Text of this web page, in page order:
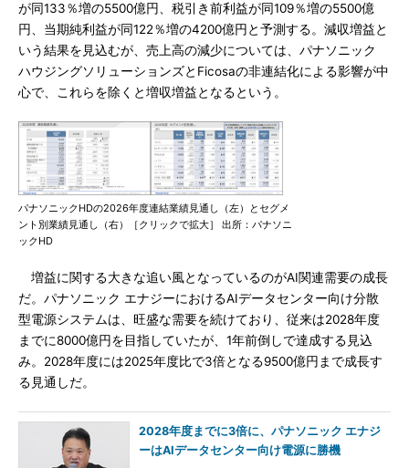
が同133％増の5500億円、税引き前利益が同109％増の5500億
円、当期純利益が同122％増の4200億円と予測する。減収増益と
いう結果を見込むが、売上高の減少については、パナソニック
ハウジングソリューションズとFicosaの非連結化による影響が中
心で、これらを除くと増収増益となるという。
パナソニックHDの2026年度連結業績見通し（左）とセグメ
ント別業績見通し（右）［クリックで拡大］ 出所：パナソニ
ックHD
増益に関する大きな追い風となっているのがAI関連需要の成長
だ。パナソニック エナジーにおけるAIデータセンター向け分散
型電源システムは、旺盛な需要を続けており、従来は2028年度
までに8000億円を目指していたが、1年前倒しで達成する見込
み。2028年度には2025年度比で3倍となる9500億円まで成長す
る見通しだ。
2028年度までに3倍に、パナソニック エナジ
ーはAIデータセンター向け電源に勝機